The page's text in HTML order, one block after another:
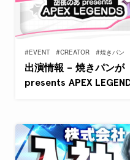
#EVENT #CREATOR #焼きパン
出演情報 – 焼きパンが
presents APEX